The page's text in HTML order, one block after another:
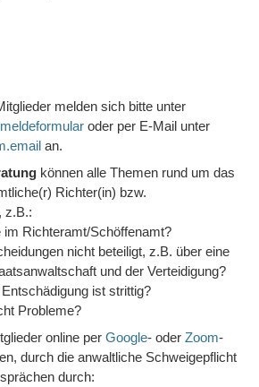
melden sich bitte unter
oder per E-Mail unter
an.
können alle Themen rund um das
Richter(in) bzw.
z.B.:
im Richteramt/Schöffenamt?
nicht beteiligt, z.B. über eine
und der Verteidigung?
ist strittig?
Probleme?
online per Google- oder Zoom-
durch die anwaltliche Schweigepflicht
durch: